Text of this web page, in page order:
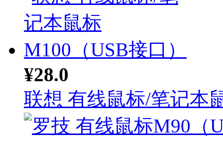
¥28.0
联想 有线鼠标/笔记本